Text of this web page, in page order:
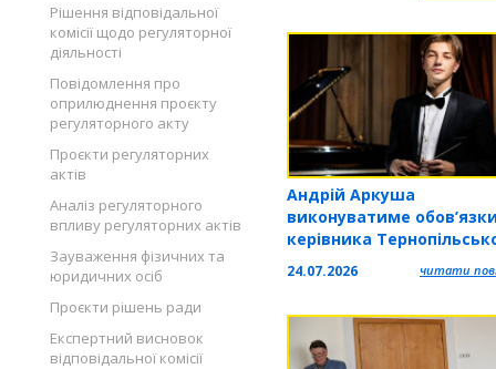
Рішення відповідальної
комісії щодо регуляторної
діяльності
Повідомлення про
оприлюднення проєкту
регуляторного акту
Проєкти регуляторних
актів
Аналіз регуляторного
впливу регуляторних актів
Зауваження фізичних та
юридичних осіб
Проєкти рішень ради
Експертний висновок
відповідальної комісії
Андрій Аркуша
виконуватиме
керівника
24.07.2026 читати